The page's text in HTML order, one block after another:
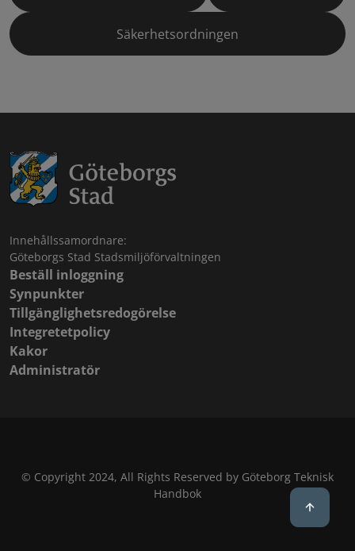
Säkerhetsordningen
Innehållssamordnare:
Göteborgs Stad Stadsmiljöförvaltningen
Beställ inloggning
Synpunkter
Tillgänglighetsredogörelse
Integretetpolicy
Kakor
Administratör
© Copyright 2024, All Rights Reserved by Göteborg Teknisk
Handbok
Back to